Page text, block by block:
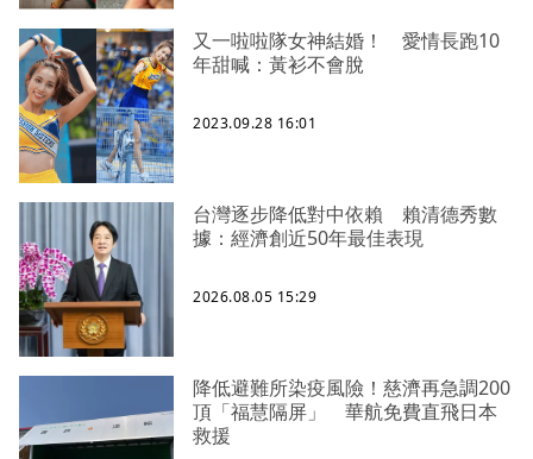
又一啦啦隊女神結婚！ 愛情長跑10
年甜喊：黃衫不會脫
2023.09.28 16:01
台灣逐步降低對中依賴 賴清德秀數
據：經濟創近50年最佳表現
2026.08.05 15:29
降低避難所染疫風險！慈濟再急調200
頂「福慧隔屏」 華航免費直飛日本
救援